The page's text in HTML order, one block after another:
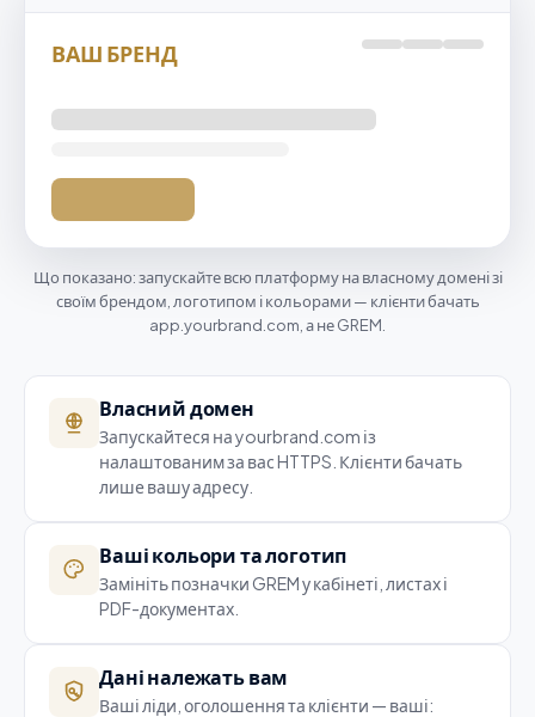
ВАШ БРЕНД
Що показано: запускайте всю платформу на власному домені зі
своїм брендом, логотипом і кольорами — клієнти бачать
app.yourbrand.com, а не GREM.
Власний домен
Запускайтеся на yourbrand.com із
налаштованим за вас HTTPS. Клієнти бачать
лише вашу адресу.
Ваші кольори та логотип
Замініть позначки GREM у кабінеті, листах і
PDF-документах.
Дані належать вам
Ваші ліди, оголошення та клієнти — ваші: